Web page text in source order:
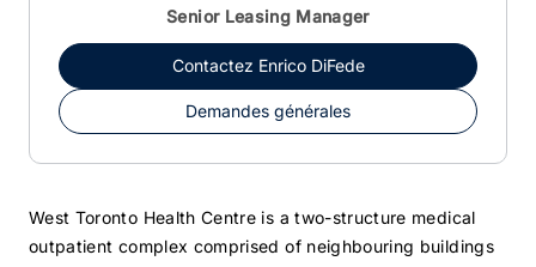
Senior Leasing Manager
Contactez Enrico DiFede
Demandes générales
West Toronto Health Centre is a two-structure medical
outpatient complex comprised of neighbouring buildings